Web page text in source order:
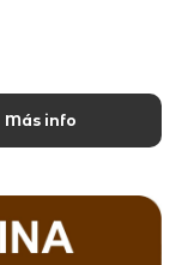
Más info